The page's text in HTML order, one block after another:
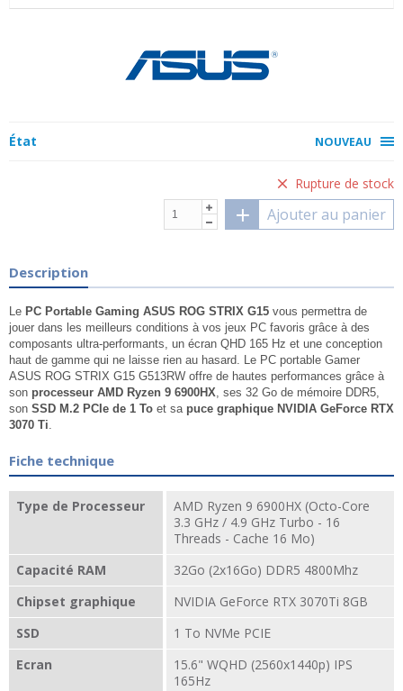
État NOUVEAU
Rupture de stock
Ajouter au panier
Description
Le PC Portable Gaming ASUS ROG STRIX G15 vous permettra de
jouer dans les meilleurs conditions à vos jeux PC favoris grâce à des
composants ultra-performants, un écran QHD 165 Hz et une conception
haut de gamme qui ne laisse rien au hasard. Le PC portable Gamer
ASUS ROG STRIX G15 G513RW offre de hautes performances grâce à
son processeur AMD Ryzen 9 6900HX, ses 32 Go de mémoire DDR5,
son SSD M.2 PCIe de 1 To et sa puce graphique NVIDIA GeForce RTX
3070 Ti.
Fiche technique
Type de Processeur
AMD Ryzen 9 6900HX (Octo-Core
3.3 GHz / 4.9 GHz Turbo - 16
Threads - Cache 16 Mo)
Capacité RAM
32Go (2x16Go) DDR5 4800Mhz
Chipset graphique
NVIDIA GeForce RTX 3070Ti 8GB
SSD
1 To NVMe PCIE
Ecran
15.6" WQHD (2560x1440p) IPS
165Hz